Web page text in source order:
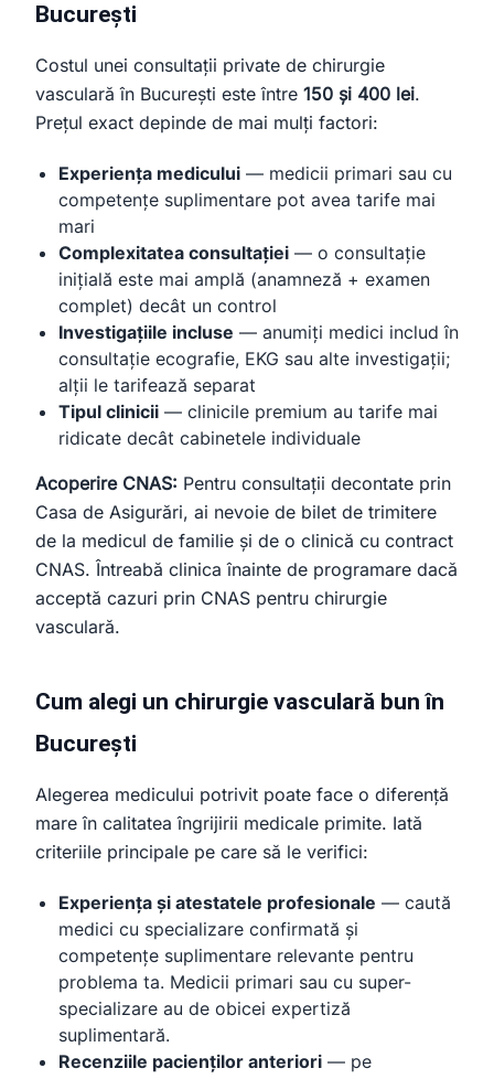
București
Costul unei consultații private de chirurgie
vasculară în București este între 150 și 400 lei.
Prețul exact depinde de mai mulți factori:
Experiența medicului — medicii primari sau cu
competențe suplimentare pot avea tarife mai
mari
Complexitatea consultației — o consultație
inițială este mai amplă (anamneză + examen
complet) decât un control
Investigațiile incluse — anumiți medici includ în
consultație ecografie, EKG sau alte investigații;
alții le tarifează separat
Tipul clinicii — clinicile premium au tarife mai
ridicate decât cabinetele individuale
Acoperire CNAS: Pentru consultații decontate prin
Casa de Asigurări, ai nevoie de bilet de trimitere
de la medicul de familie și de o clinică cu contract
CNAS. Întreabă clinica înainte de programare dacă
acceptă cazuri prin CNAS pentru chirurgie
vasculară.
Cum alegi un chirurgie vasculară bun în
București
Alegerea medicului potrivit poate face o diferență
mare în calitatea îngrijirii medicale primite. Iată
criteriile principale pe care să le verifici:
Experiența și atestatele profesionale — caută
medici cu specializare confirmată și
competențe suplimentare relevante pentru
problema ta. Medicii primari sau cu super-
specializare au de obicei expertiză
suplimentară.
Recenziile pacienților anteriori — pe